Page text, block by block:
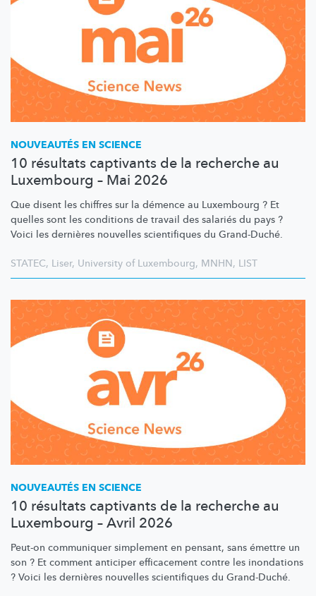
NOUVEAUTÉS EN SCIENCE
10 résultats captivants de la recherche au
Luxembourg – Mai 2026
Que disent les chiffres sur la démence au Luxembourg ? Et
quelles sont les conditions de travail des salariés du pays ?
Voici les dernières nouvelles scientifiques du Grand-Duché.
STATEC, Liser, University of Luxembourg, MNHN, LIST
NOUVEAUTÉS EN SCIENCE
10 résultats captivants de la recherche au
Luxembourg – Avril 2026
Peut-on communiquer simplement en pensant, sans émettre un
son ? Et comment anticiper efficacement contre les inondations
? Voici les dernières nouvelles scientifiques du Grand-Duché.